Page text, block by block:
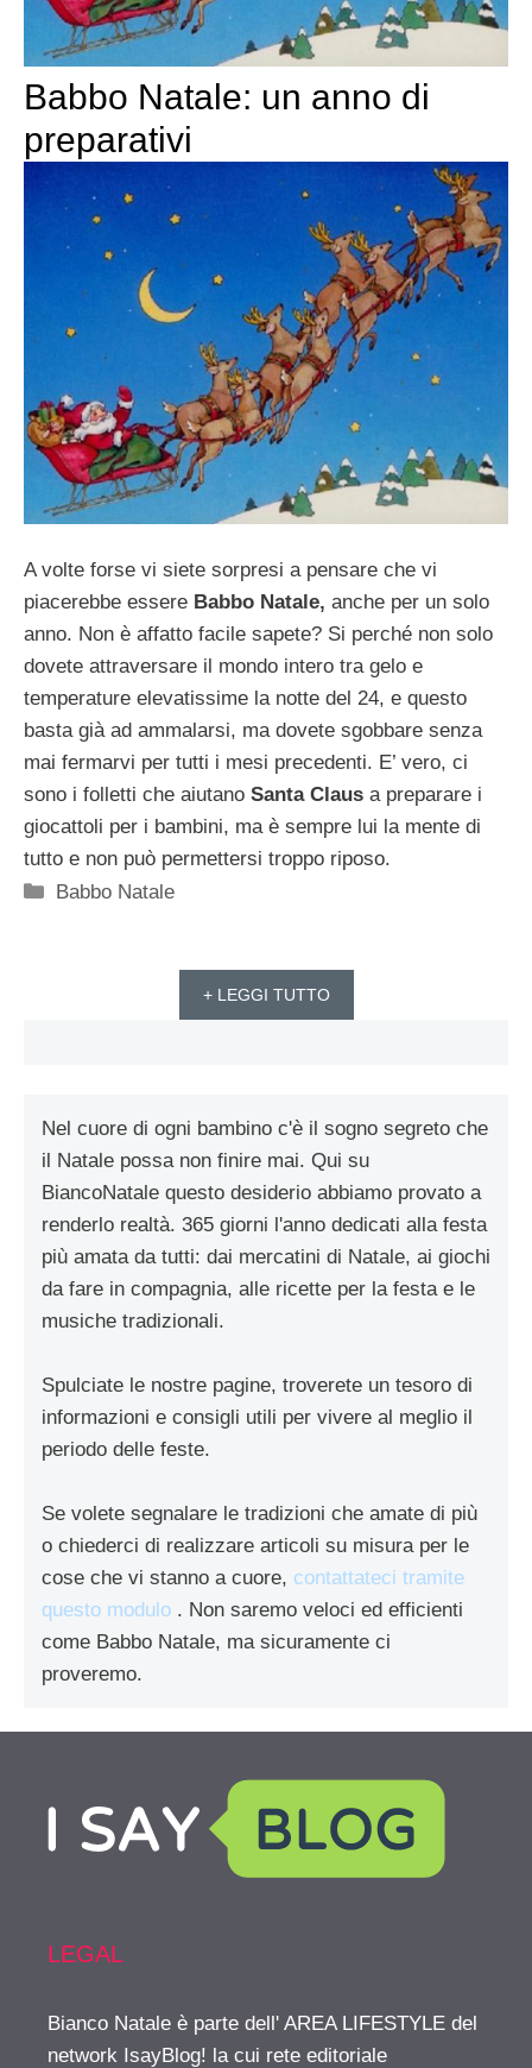
Babbo Natale: un anno di
preparativi
A volte forse vi siete sorpresi a pensare che vi
piacerebbe essere Babbo Natale, anche per un solo
anno. Non è affatto facile sapete? Si perché non solo
dovete attraversare il mondo intero tra gelo e
temperature elevatissime la notte del 24, e questo
basta già ad ammalarsi, ma dovete sgobbare senza
mai fermarvi per tutti i mesi precedenti. E’ vero, ci
sono i folletti che aiutano Santa Claus a preparare i
giocattoli per i bambini, ma è sempre lui la mente di
tutto e non può permettersi troppo riposo.
Categorie
Babbo Natale
+ LEGGI TUTTO
Nel cuore di ogni bambino c'è il sogno segreto che
il Natale possa non finire mai. Qui su
BiancoNatale questo desiderio abbiamo provato a
renderlo realtà. 365 giorni l'anno dedicati alla festa
più amata da tutti: dai mercatini di Natale, ai giochi
da fare in compagnia, alle ricette per la festa e le
musiche tradizionali.
Spulciate le nostre pagine, troverete un tesoro di
informazioni e consigli utili per vivere al meglio il
periodo delle feste.
Se volete segnalare le tradizioni che amate di più
o chiederci di realizzare articoli su misura per le
cose che vi stanno a cuore, contattateci tramite
questo modulo . Non saremo veloci ed efficienti
come Babbo Natale, ma sicuramente ci
proveremo.
LEGAL
Bianco Natale è parte dell' AREA LIFESTYLE del
network IsayBlog! la cui rete editoriale